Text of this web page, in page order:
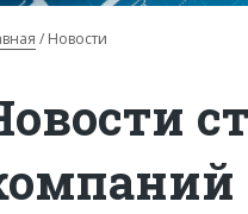
Новости